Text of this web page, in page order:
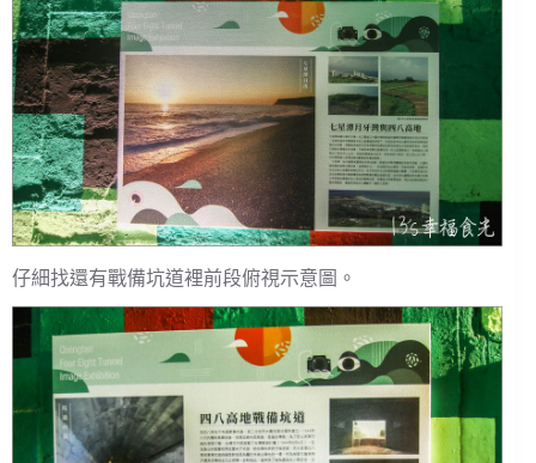
仔細找還有戰備坑道裡前段俯視示意圖。